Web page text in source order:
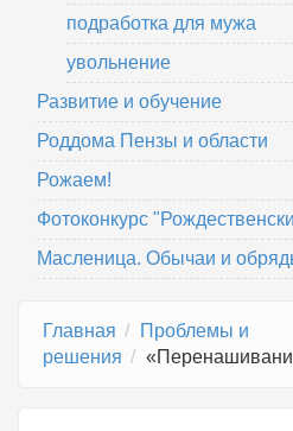
подработка для мужа
увольнение
Развитие и обучение
Роддома Пензы и области
Рожаем!
Фотоконкурс
Масленица. Обычаи и
Главная
Проблемы и
решения